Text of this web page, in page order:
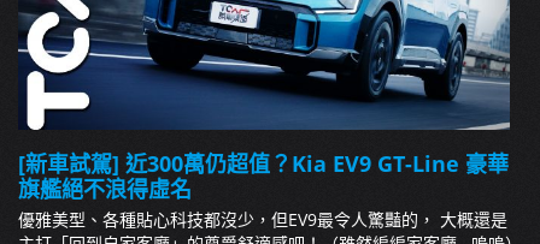
[新車試駕] 近300萬仍超值？Kia EV9 GT-Line 豪華
旗艦絕不浪得虛名
優雅美型、各種貼心科技都沒少，但EV9最令人驚豔的， 大概還是